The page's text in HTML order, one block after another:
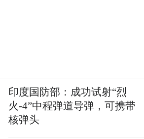
印度国防部：成功试射“烈
火-4”中程弹道导弹，可携带
核弹头